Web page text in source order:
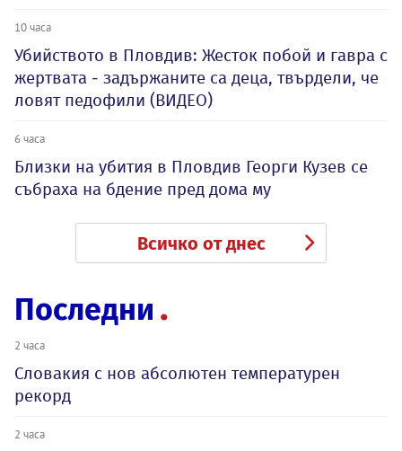
10 часа
Убийството в Пловдив: Жесток побой и гавра с
жертвата - задържаните са деца, твърдели, че
ловят педофили (ВИДЕО)
6 часа
Близки на убития в Пловдив Георги Кузев се
събраха на бдение пред дома му
Всичко от днес
Последни
2 часа
Словакия с нов абсолютен температурен
рекорд
2 часа